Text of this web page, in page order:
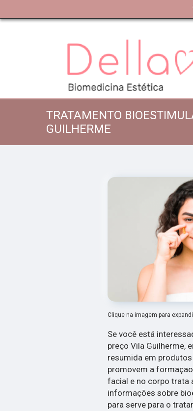
TRATAMENTO
GUILHERME
Clique na imagem para
Se você está
preço Vila Guilherme,
resumida em
promovem a
facial e no corpo trata
informações sobre
para serve para o